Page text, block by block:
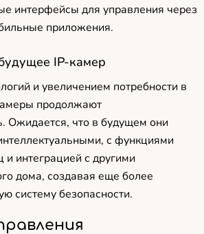
интерфейсы для управления через
приложения.
IP-камер
и увеличением потребности в
продолжают
Ожидается, что в будущем они
с функциями
и интеграцией с другими
дома, создавая еще более
систему безопасности.